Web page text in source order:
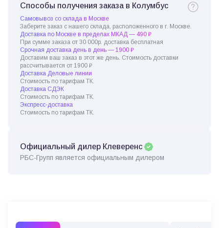
Способы получения заказа в Колумбус
Самовывоз со склада в Москве
Заберите заказ с нашего склада, расположенного в г. Москве.
Доставка по Москве в пределах МКАД — 490 ₽
При сумме заказа от 30 000р. доставка бесплатная
Срочная доставка день в день — 1900 ₽
Доставим ваш заказ в этот же день. Стоимость доставки
рассчитывается от 1900 ₽
Доставка Деловые линии
Стоимость по тарифам ТК.
Доставка СДЭК
Стоимость по тарифам ТК.
Экспресс-доставка
Стоимость по тарифам ТК.
Официальный дилер Клеверенс
РБС-Групп является официальным дилером